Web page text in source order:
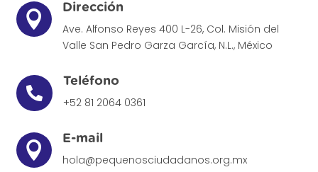

Dirección
Ave. Alfonso Reyes 400 L-26, Col. Misión del
Valle San Pedro Garza García, N.L., México

Teléfono
+52 81 2064 0361

E-mail
hola@pequenosciudadanos.org.mx